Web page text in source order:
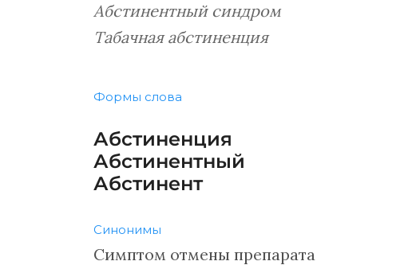
Абстинентный синдром
Табачная абстиненция
Формы слова
Абстиненция
Абстинентный
Абстинент
Синонимы
Симптом отмены препарата